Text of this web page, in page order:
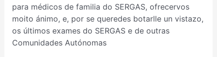
para médicos de familia do SERGAS, ofrecervos
moito ánimo, e, por se queredes botarlle un vistazo,
os últimos exames do SERGAS e de outras
Comunidades Autónomas